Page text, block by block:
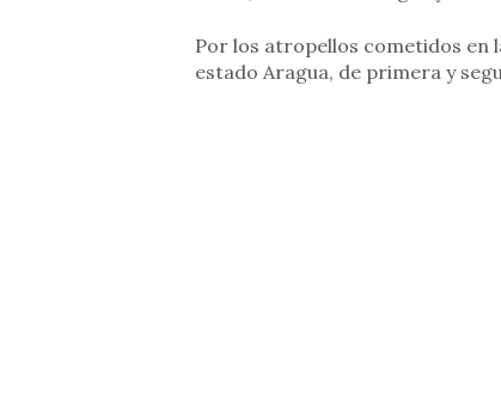
Por los atropellos cometidos en
estado Aragua, de primera y